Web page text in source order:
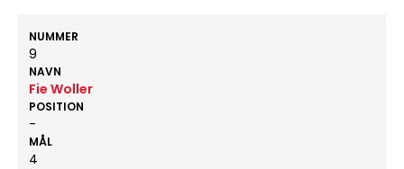
NUMMER
9
NAVN
Fie Woller
POSITION
-
MÅL
4